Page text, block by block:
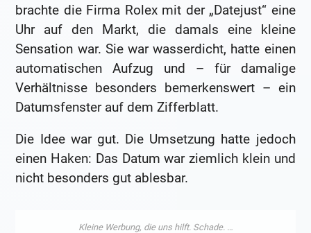
brachte die Firma Rolex mit der „Datejust“ eine
Uhr auf den Markt, die damals eine kleine
Sensation war. Sie war wasserdicht, hatte einen
automatischen Aufzug und – für damalige
Verhältnisse besonders bemerkenswert – ein
Datumsfenster auf dem Zifferblatt.
Die Idee war gut. Die Umsetzung hatte jedoch
einen Haken: Das Datum war ziemlich klein und
nicht besonders gut ablesbar.